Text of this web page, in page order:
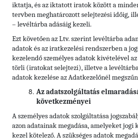
iktatja, és az iktatott iratok között a
tervben meghatározott selejtezési időig,
– levéltárba adásáig kezeli.
Ezt követően az Ltv. szerint levéltárba
adatok és az iratkezelési rendszerben a
kezelendő személyes adatok kivételével
törli (iratokat selejtezi), illetve a levéltárba
adatok kezelése az Adatkezelőnél
Az adatszolgáltatás
következményei
A személyes adatok szolgáltatása
azon adatainak megadása, amelyeket jogi
kezel kötelező. A szükséges adatok